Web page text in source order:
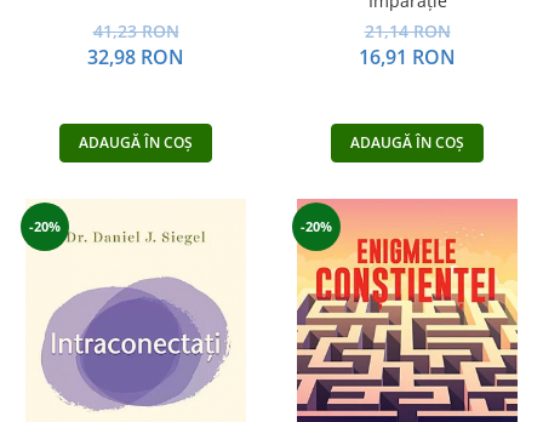
41,23 RON
32,98 RON
ADAUGĂ ÎN COȘ
21,14 RON
16,91 RON
ADAUGĂ ÎN COȘ
-20% -20%